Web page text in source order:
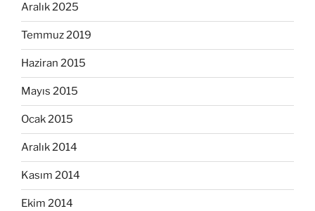
Aralık 2025
Temmuz 2019
Haziran 2015
Mayıs 2015
Ocak 2015
Aralık 2014
Kasım 2014
Ekim 2014